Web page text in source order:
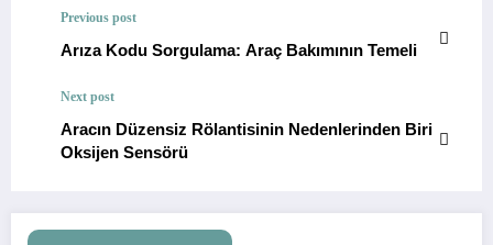
Previous post
Arıza Kodu Sorgulama: Araç Bakımının Temeli
Next post
Aracın Düzensiz Rölantisinin Nedenlerinden Biri
Oksijen Sensörü